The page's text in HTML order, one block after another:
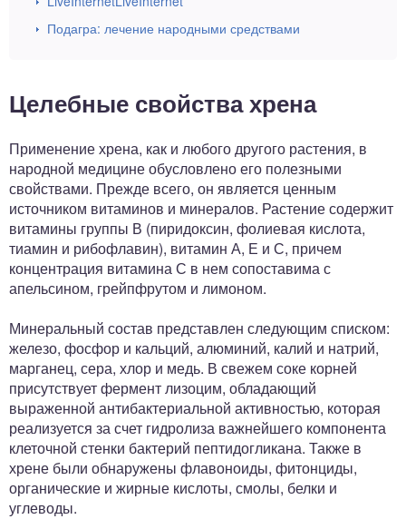
Подагра: лечение народными средствами
Целебные свойства хрена
Применение хрена, как и любого другого растения, в
народной медицине обусловлено его полезными
свойствами. Прежде всего, он является ценным
источником витаминов и минералов. Растение содержит
витамины группы В (пиридоксин, фолиевая кислота,
тиамин и рибофлавин), витамин А, Е и С, причем
концентрация витамина С в нем сопоставима с
апельсином, грейпфрутом и лимоном.
Минеральный состав представлен следующим списком:
железо, фосфор и кальций, алюминий, калий и натрий,
марганец, сера, хлор и медь. В свежем соке корней
присутствует фермент лизоцим, обладающий
выраженной антибактериальной активностью, которая
реализуется за счет гидролиза важнейшего компонента
клеточной стенки бактерий пептидогликана. Также в
хрене были обнаружены флавоноиды, фитонциды,
органические и жирные кислоты, смолы, белки и
углеводы.